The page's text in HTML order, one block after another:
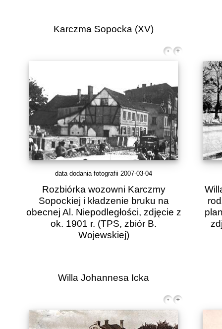
Karczma Sopocka (XV)
data dodania fotografii 2007-03-04
Rozbiórka wozowni Karczmy
Sopockiej i kładzenie bruku na
obecnej Al. Niepodległości, zdjęcie z
ok. 1901 r. (TPS, zbiór B.
Wojewskiej)
Willa Johannesa Icka